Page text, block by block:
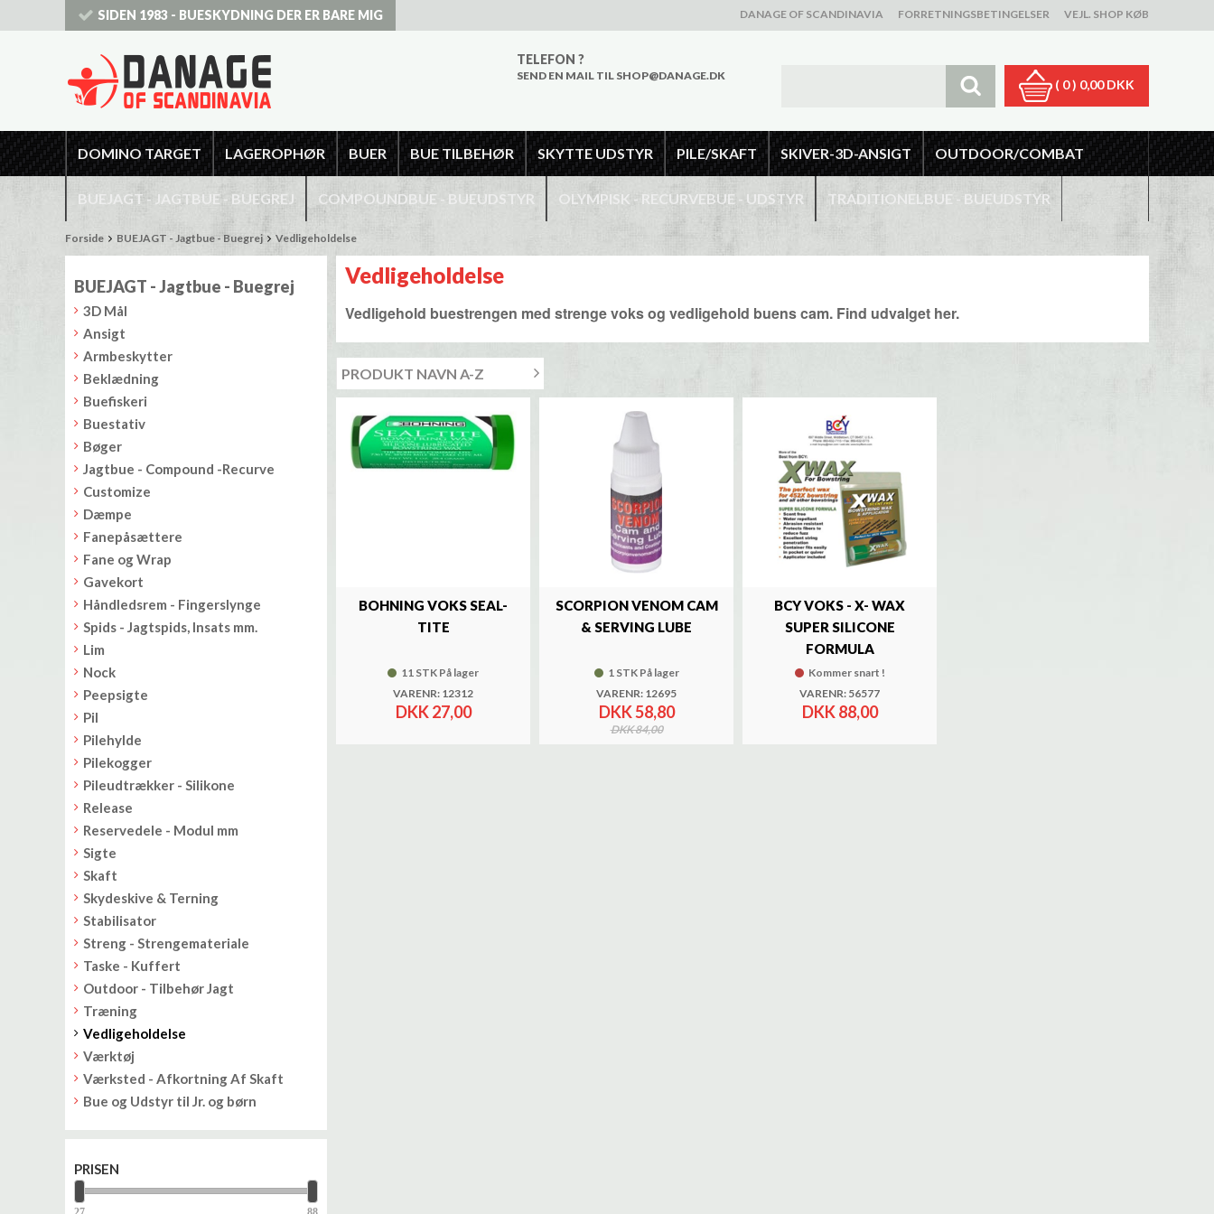
SIDEN 1983 - BUESKYDNING DER ER BARE MIG DANAGE OF SCANDINAVIA FORRETNINGSBETINGELSER VEJL. SHOP KØB
TELEFON ?
SEND EN MAIL TIL SHOP@DANAGE.DK
( 0 ) 0,00 DKK
DOMINO TARGET LAGEROPHØR BUER BUE TILBEHØR SKYTTE UDSTYR PILE/SKAFT SKIVER-3D-ANSIGT OUTDOOR/COMBAT
BUEJAGT - JAGTBUE - BUEGREJ COMPOUNDBUE - BUEUDSTYR OLYMPISK - RECURVEBUE - UDSTYR TRADITIONELBUE - BUEUDSTYR
Forside BUEJAGT - Jagtbue - Buegrej Vedligeholdelse
BUEJAGT - Jagtbue - Buegrej
3D Mål
Ansigt
Armbeskytter
Beklædning
Buefiskeri
Buestativ
Bøger
Jagtbue - Compound -Recurve
Customize
Dæmpe
Fanepåsættere
Fane og Wrap
Gavekort
Håndledsrem - Fingerslynge
Spids - Jagtspids, Insats mm.
Lim
Nock
Peepsigte
Pil
Pilehylde
Pilekogger
Pileudtrækker - Silikone
Release
Reservedele - Modul mm
Sigte
Skaft
Skydeskive & Terning
Stabilisator
Streng - Strengemateriale
Taske - Kuffert
Outdoor - Tilbehør Jagt
Træning
Vedligeholdelse
Værktøj
Værksted - Afkortning Af Skaft
Bue og Udstyr til Jr. og børn
PRISEN
Vedligeholdelse
Vedligehold buestrengen med strenge voks og vedligehold buens cam. Find udvalget her.
BOHNING VOKS SEAL-
TITE
11 STK På lager
VARENR: 12312
DKK 27,00
SCORPION VENOM CAM
& SERVING LUBE
1 STK På lager
VARENR: 12695
DKK 58,80
DKK 84,00
BCY VOKS - X- WAX
SUPER SILICONE
FORMULA
Kommer snart !
VARENR: 56577
DKK 88,00